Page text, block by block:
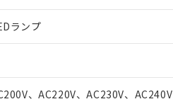
ランプ
、AC220V、AC230V、AC240V